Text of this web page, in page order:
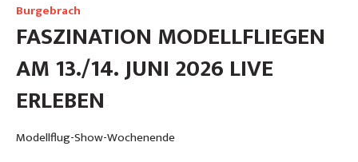
Burgebrach
FASZINATION MODELLFLIEGEN
AM 13./14. JUNI 2026 LIVE
ERLEBEN
Modellflug-Show-Wochenende